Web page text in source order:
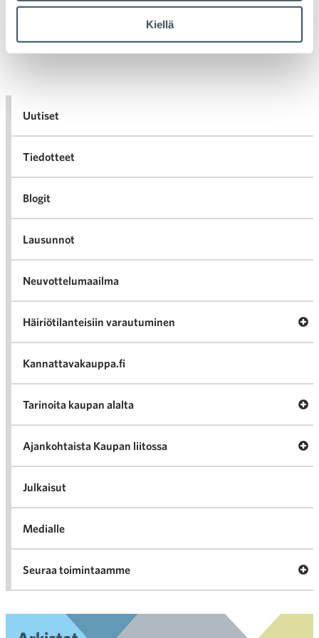
Kiellä
Artikkelien selaus
Uutiset
Tiedotteet
Blogit
Lausunnot
Neuvottelumaailma
Häiriötilanteisiin varautuminen
Kannattavakauppa.fi
Tarinoita kaupan alalta
Ajankohtaista Kaupan liitossa
Julkaisut
Medialle
Seuraa toimintaamme